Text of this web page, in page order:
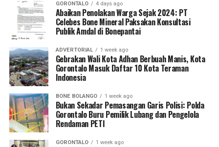
GORONTALO 4 days ago
Abaikan Penolakan Warga Sejak 2024: PT
Celebes Bone Mineral Paksakan Konsultasi
Publik Amdal di Bonepantai
ADVERTORIAL 1 week ago
Gebrakan Wali Kota Adhan Berbuah Manis, Kota
Gorontalo Masuk Daftar 10 Kota Teraman
Indonesia
BONE BOLANGO 1 week ago
Bukan Sekadar Pemasangan Garis Polisi: Polda
Gorontalo Buru Pemilik Lubang dan Pengelola
Rendaman PETI
GORONTALO 1 week ago